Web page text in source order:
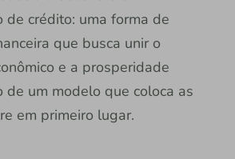
de crédito: uma forma de
que busca unir o
e a prosperidade
de um modelo que coloca as
em primeiro lugar.